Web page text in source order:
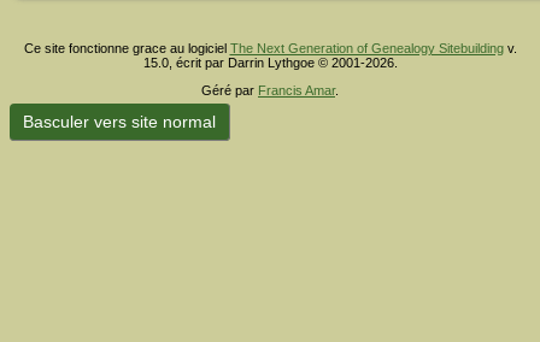
Ce site fonctionne grace au logiciel The Next Generation of Genealogy Sitebuildingv.
15.0, écrit par Darrin Lythgoe © 2001-2026.
Géré par Francis Amar.
Basculer vers site normal